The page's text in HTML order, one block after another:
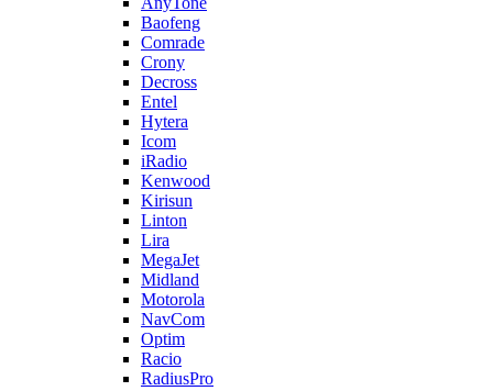
Baofeng
Comrade
Crony
Decross
Entel
Hytera
Icom
iRadio
Kenwood
Kirisun
Linton
Lira
MegaJet
Midland
Motorola
NavCom
Optim
Racio
RadiusPro